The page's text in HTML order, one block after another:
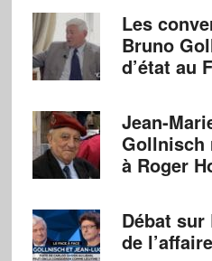
Les
Bruno
d’état au
Jean-
Gollnisch
à Roger
Débat sur
de